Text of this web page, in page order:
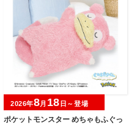
ポケットモンスター めちゃもふぐっ
2026年8月 18 日～登場